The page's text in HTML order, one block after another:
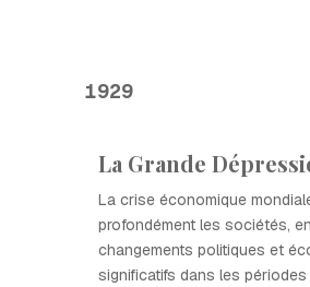
1929
La Grande
La crise économique
profondément les sociétés,
changements politiques et
significatifs dans les